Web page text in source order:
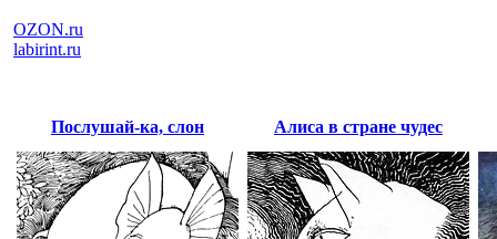
OZON.ru
labirint.ru
Послушай-ка, слон Алиса в стране чудес